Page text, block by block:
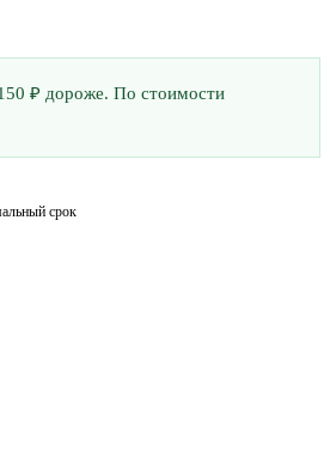
150 ₽ дороже. По стоимости
срок